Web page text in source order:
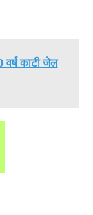
वर्ष काटी जेल